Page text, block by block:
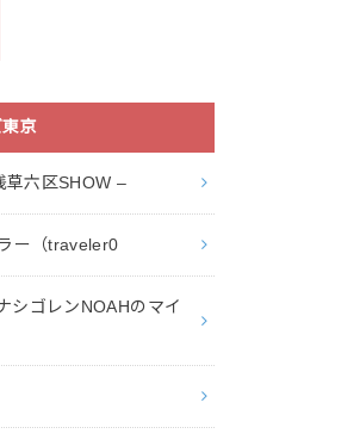
京
草六区SHOW –
ー（traveler0
シゴレンNOAHのマイ